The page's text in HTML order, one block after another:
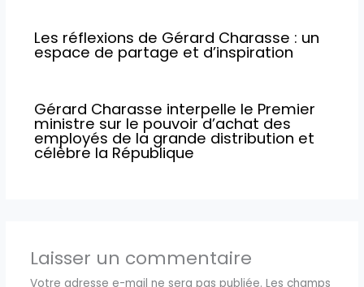
Les réflexions de Gérard Charasse : un
espace de partage et d’inspiration
Gérard Charasse interpelle le Premier
ministre sur le pouvoir d’achat des
employés de la grande distribution et
célèbre la République
Laisser un commentaire
Votre adresse e-mail ne sera pas publiée. Les champs